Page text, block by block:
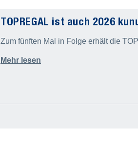
TOPREGAL ist auch 2026
Zum fünften Mal in Folge erhält die
Mehr lesen